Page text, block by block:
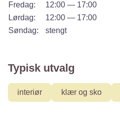
Fredag:
12:00 — 17:00
Lørdag:
12:00 — 17:00
Søndag:
stengt
Typisk utvalg
interiør klær og sko